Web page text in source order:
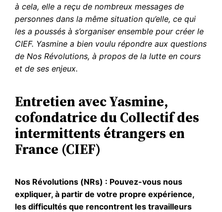
à cela, elle a reçu de nombreux messages de
personnes dans la même situation qu’elle, ce qui
les a poussés à s’organiser ensemble pour créer le
CIEF. Yasmine a bien voulu répondre aux questions
de Nos Révolutions, à propos de la lutte en cours
et de ses enjeux.
Entretien avec Yasmine,
cofondatrice du Collectif des
intermittents étrangers en
France (CIEF)
Nos Révolutions (NRs) : Pouvez-vous nous
expliquer, à partir de votre propre expérience,
les difficultés que rencontrent les travailleurs